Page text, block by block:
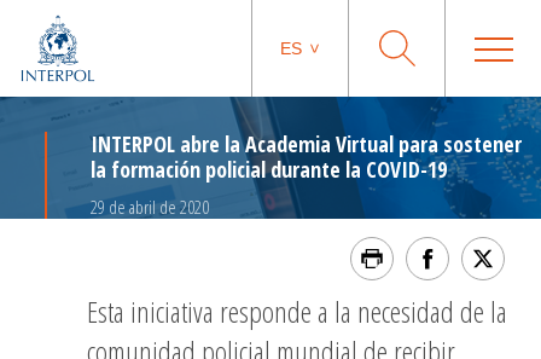
ES
INTERPOL abre la Academia Virtual para sostener
la formación policial durante la COVID-19
29 de abril de 2020
Esta iniciativa responde a la necesidad de la